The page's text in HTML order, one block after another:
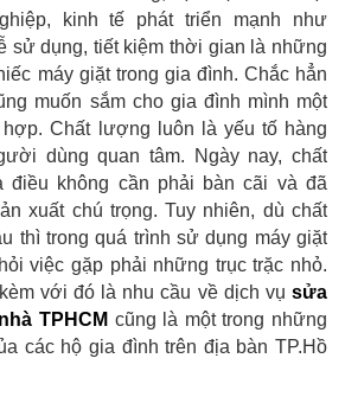
kinh tế phát triển mạnh như
sử dụng, tiết kiệm thời gian là những
máy giặt trong gia đình. Chắc hẳn
muốn sắm cho gia đình mình một
Chất lượng luôn là yếu tố hàng
dùng quan tâm. Ngày nay, chất
điều không cần phải bàn cãi và đã
xuất chú trọng. Tuy nhiên, dù chất
thì trong quá trình sử dụng máy giặt
việc gặp phải những trục trặc nhỏ.
với đó là nhu cầu về dịch vụ sửa
TPHCM cũng là một trong những
các hộ gia đình trên địa bàn TP.Hồ